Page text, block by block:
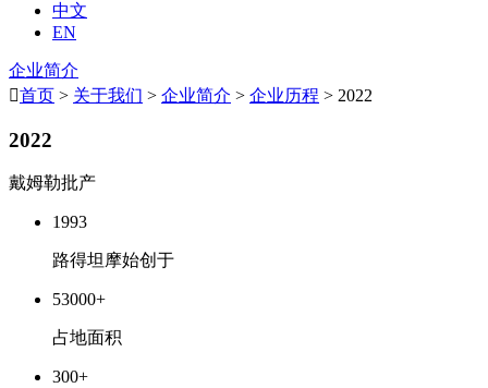
中文
EN
企业简介
首页 > 关于我们 > 企业简介 > 企业历程 > 2022
2022
戴姆勒批产
1993
路得坦摩始创于
53000+
占地面积
300+